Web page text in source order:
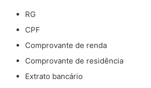
RG
CPF
Comprovante de renda
Comprovante de residência
Extrato bancário